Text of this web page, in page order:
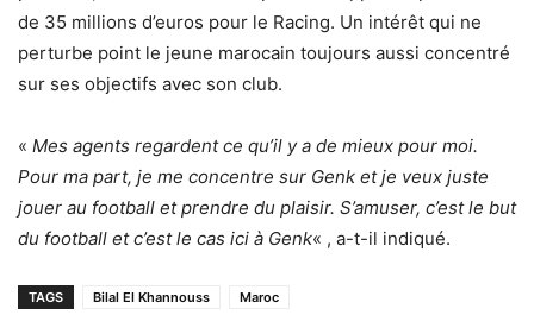
de 35 millions d’euros pour le Racing. Un intérêt qui ne
perturbe point le jeune marocain toujours aussi concentré
sur ses objectifs avec son club.
« Mes agents regardent ce qu’il y a de mieux pour moi.
Pour ma part, je me concentre sur Genk et je veux juste
jouer au football et prendre du plaisir. S’amuser, c’est le but
du football et c’est le cas ici à Genk« , a-t-il indiqué.
TAGS Bilal El Khannouss Maroc